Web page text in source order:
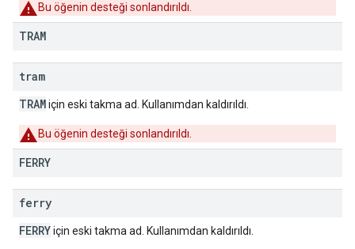
Bu öğenin desteği sonlandırıldı.
TRAM
tram
TRAMiçin eski takma ad. Kullanımdan kaldırıldı.
Bu öğenin desteği sonlandırıldı.
FERRY
ferry
FERRYiçin eski takma ad. Kullanımdan kaldırıldı.